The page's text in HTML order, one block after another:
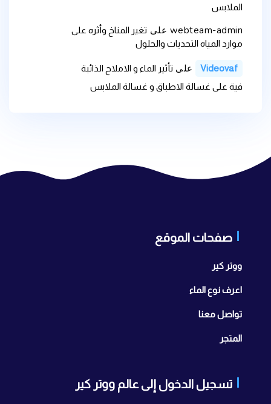
الملابس
webteam-adminعلىتغير المناخ وأثره على
موارد المياه التحديات والحلول
Videovaf علىتأثير الماء و الاملاح الذائبة
فية على غسالة الاطباق و غسالة الملابس
صفحات الموقع
ووتر كير
اعرف نوع الماء
تواصل معنا
المتجر
تسجيل الدخول إلى عالم ووتر كير